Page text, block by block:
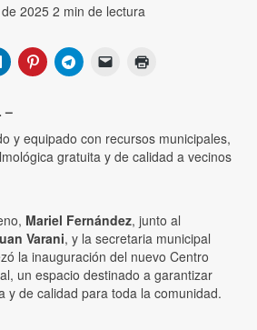
2025 2 min de lectura
–
y equipado con recursos municipales,
gratuita y de calidad a vecinos
Mariel Fernández, junto al
Varani, y la secretaria municipal
la inauguración del nuevo Centro
un espacio destinado a garantizar
y de calidad para toda la comunidad.